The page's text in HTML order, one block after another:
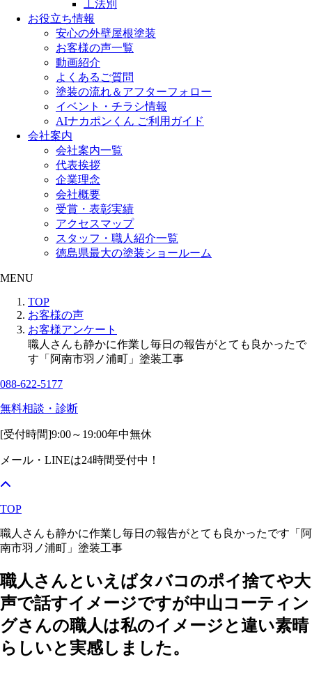
工法別
お役立ち情報
安心の外壁屋根塗装
お客様の声一覧
動画紹介
よくあるご質問
塗装の流れ＆アフターフォロー
イベント・チラシ情報
AIナカポンくん ご利用ガイド
会社案内
会社案内一覧
代表挨拶
企業理念
会社概要
受賞・表彰実績
アクセスマップ
スタッフ・職人紹介一覧
徳島県最大の塗装ショールーム
MENU
TOP
お客様の声
お客様アンケート
職人さんも静かに作業し毎日の報告がとても良かったで
す「阿南市羽ノ浦町」塗装工事
088-622-5177
無料相談・診断
[受付時間]9:00～19:00年中無休
メール・LINEは24時間受付中！
TOP
職人さんも静かに作業し毎日の報告がとても良かったです「阿
南市羽ノ浦町」塗装工事
職人さんといえばタバコのポイ捨てや大
声で話すイメージですが中山コーティン
グさんの職人は私のイメージと違い素晴
らしいと実感しました。